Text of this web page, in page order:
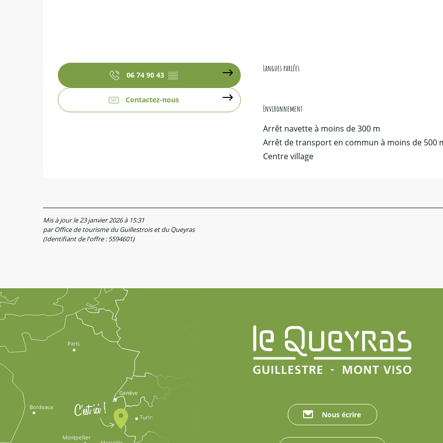
06 74 90 43 ▒▒
Contactez-nous
Langues parlées
Langues parlées
Environnement
Environnement
Arrêt navette à moins de 300 m
Arrêt de transport en commun à moins de 500
Centre village
Mis à jour le 23 janvier 2026 à 15:31
par Office de tourisme du Guillestrois et du Queyras
(Identifiant de l'offre :5594601)
Nous écrire